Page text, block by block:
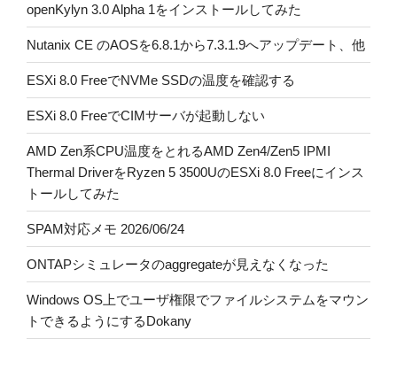
openKylyn 3.0 Alpha 1をインストールしてみた
Nutanix CE のAOSを6.8.1から7.3.1.9へアップデート、他
ESXi 8.0 FreeでNVMe SSDの温度を確認する
ESXi 8.0 FreeでCIMサーバが起動しない
AMD Zen系CPU温度をとれるAMD Zen4/Zen5 IPMI
Thermal DriverをRyzen 5 3500UのESXi 8.0 Freeにインス
トールしてみた
SPAM対応メモ 2026/06/24
ONTAPシミュレータのaggregateが見えなくなった
Windows OS上でユーザ権限でファイルシステムをマウン
トできるようにするDokany